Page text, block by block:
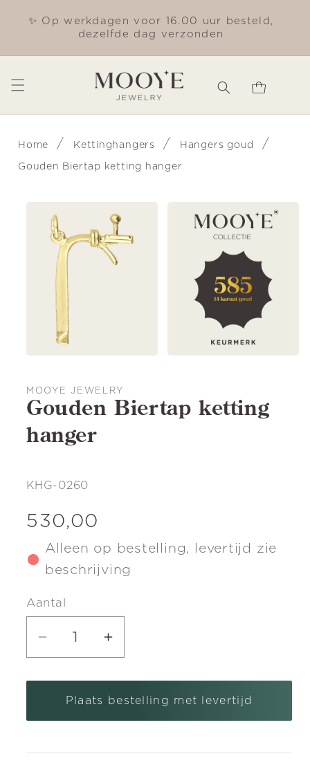
naar de
✨ Op werkdagen voor 16.00 uur besteld,
dezelfde dag verzonden
Winkelwagen
Home / Kettinghangers / Hangers goud /
Gouden Biertap ketting hanger
productinformatie
MOOYE JEWELRY
Gouden Biertap ketting
hanger
SKU:
KHG-0260
Normale
prijs
530,00
Alleen op bestelling, levertijd zie
beschrijving
Aantal
Aantal
voor
Gouden
Biertap
Aantal
voor
Gouden
Biertap
Plaats bestelling met levertijd